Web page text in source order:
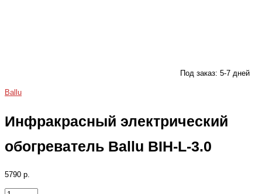
Под заказ: 5-7 дней
Ballu
Инфракрасный электрический
обогреватель Ballu BIH-L-3.0
5790 р.